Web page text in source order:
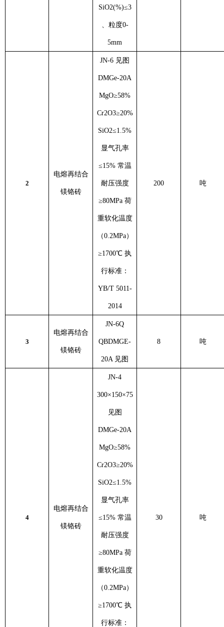
SiO2(%)≤3
、粒度0-
5mm
2
电熔再结合
镁铬砖
JN-6 见图
DMGe-20A
MgO≥58%
Cr2O3≥20%
SiO2≤1.5%
显气孔率
≤15% 常温
耐压强度
≥80MPa 荷
重软化温度
（0.2MPa）
≥1700℃ 执
行标准：
YB/T 5011-
2014
200 吨
3
电熔再结合
镁铬砖
JN-6Q
QBDMGE-
20A 见图
8 吨
4
电熔再结合
镁铬砖
JN-4
300×150×75
见图
DMGe-20A
MgO≥58%
Cr2O3≥20%
SiO2≤1.5%
显气孔率
≤15% 常温
耐压强度
≥80MPa 荷
重软化温度
（0.2MPa）
≥1700℃ 执
行标准：
30 吨